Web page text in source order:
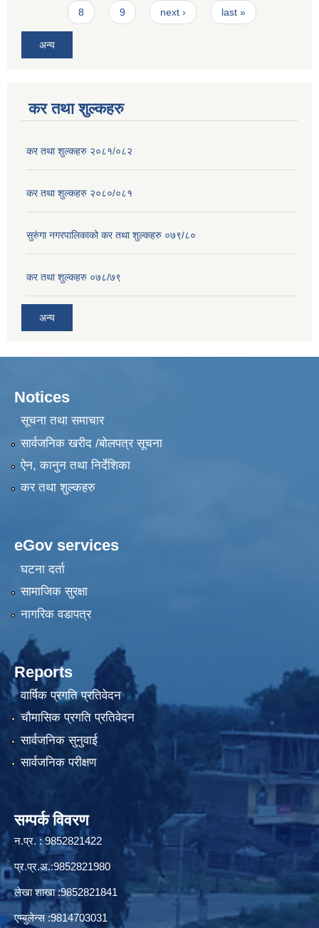
8 9 next › last »
अन्य
कर तथा शुल्कहरु
कर तथा शुल्कहरु २०८१/०८२
कर तथा शुल्कहरु २०८०/०८१
सुरुंगा नगरपालिकाको कर तथा शुल्कहरु ०७९/८०
कर तथा शुल्कहरु ०७८/७९
अन्य
Notices
सूचना तथा समाचार
सार्वजनिक खरीद /बोलपत्र सूचना
ऐन, कानुन तथा निर्देशिका
कर तथा शुल्कहरु
eGov services
घटना दर्ता
सामाजिक सुरक्षा
नागरिक वडापत्र
Reports
वार्षिक प्रगति प्रतिवेदन
चौमासिक प्रगति प्रतिवेदन
सार्वजनिक सुनुवाई
सार्वजनिक परीक्षण
सम्पर्क विवरण
न.प्र. : 9852821422
प्र.प्र.अ.:9852821980
लेखा शाखा :9852821841
एम्बुलेन्स :9814703031